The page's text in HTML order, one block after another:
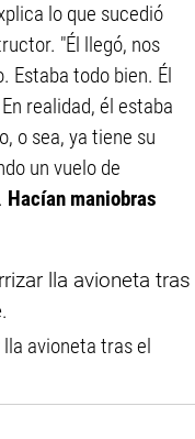
lo que sucedió
"Él llegó, nos
Estaba todo bien. Él
realidad, él estaba
o sea, ya tiene su
un vuelo de
Hacían maniobras
avioneta tras el